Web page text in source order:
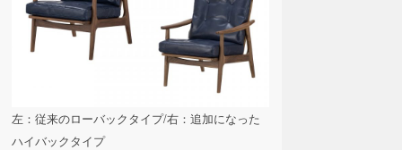
左：従来のローバックタイプ/右：追加になった
ハイバックタイプ